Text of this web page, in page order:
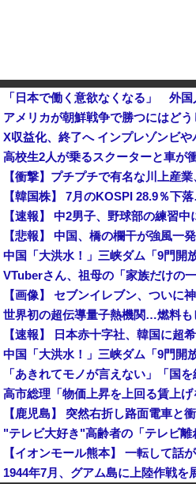
アメリカが朝鮮戦争で勝つにはどう
X収益化、終了へ インプレゾンビ
【画像】 セブンイレブン、ついに
"テレビ大好き"高齢者の「テレビ離
1944年7月、グアム島に上陸作戦を